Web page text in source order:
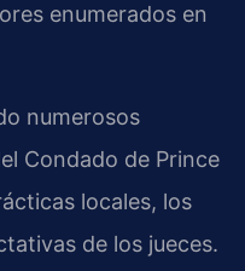
enumerados en
numerosos
Condado de Prince
locales, los
de los jueces.